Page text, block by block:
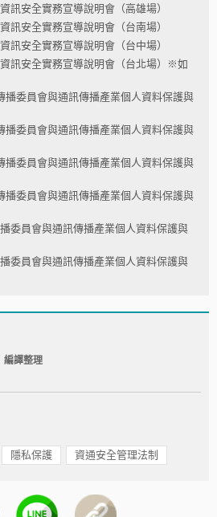
訊安全實務宣導說明會（高雄場）
訊安全實務宣導說明會（台南場）
訊安全實務宣導說明會（台中場）
訊安全實務宣導說明會（台北場）※如
播委員會與通訊傳播產業個人資料保護與
播委員會與通訊傳播產業個人資料保護與
播委員會與通訊傳播產業個人資料保護與
播委員會與通訊傳播產業個人資料保護與
委員會與通訊傳播產業個人資料保護與
委員會與通訊傳播產業個人資料保護與
編譯整理
隱私保護 資通安全管理法制